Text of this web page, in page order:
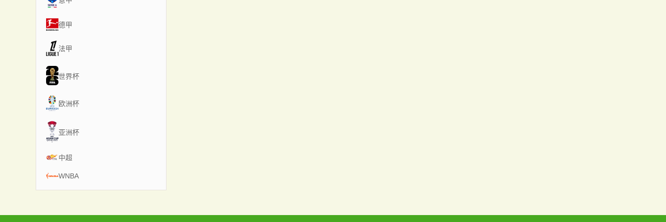
德甲
法甲
世界杯
欧洲杯
亚洲杯
中超
WNBA